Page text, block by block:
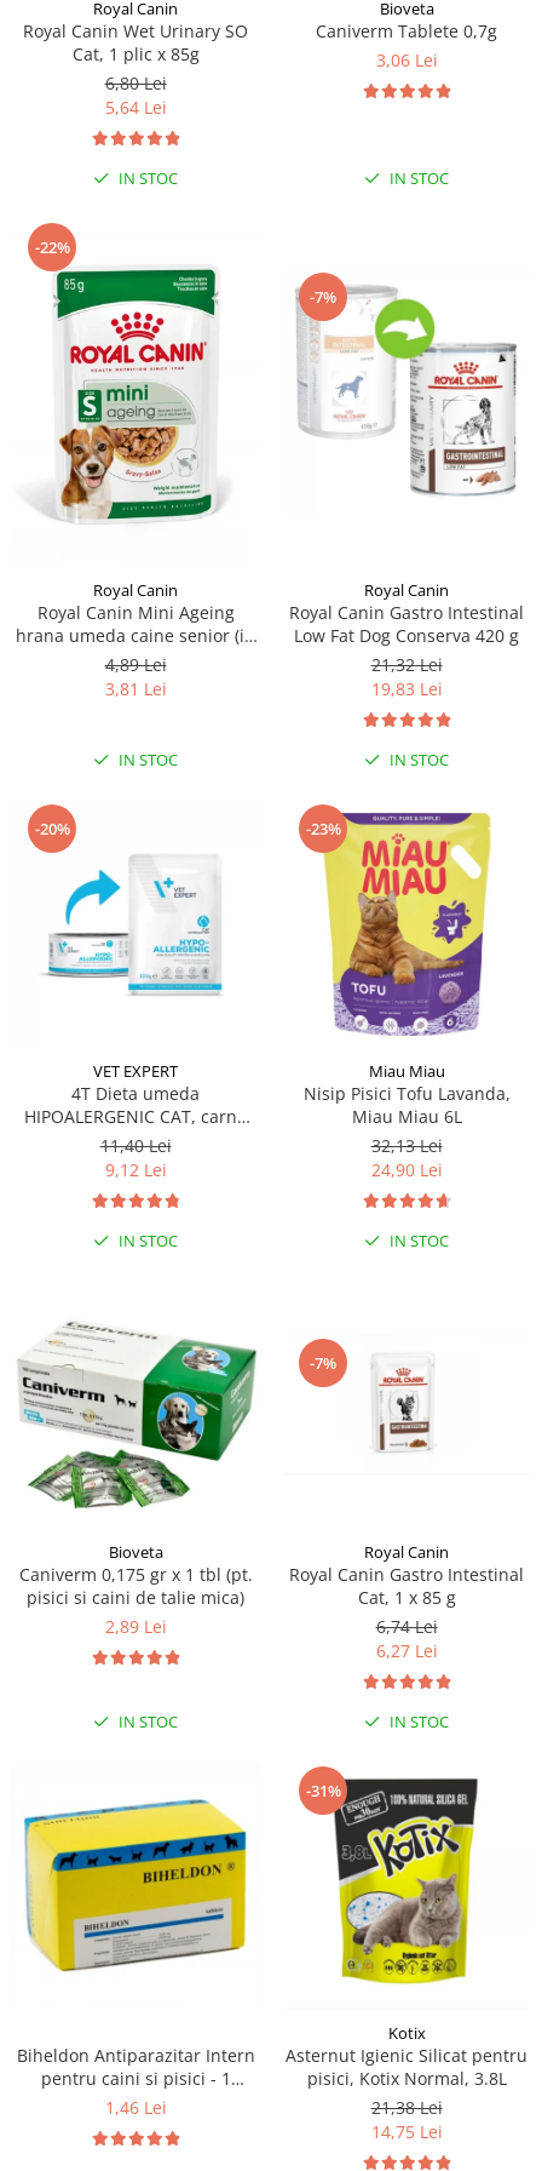
Sampoane si Balsamuri
Servetele Umede
Covorase absorbante
Curatare Ochi
Igiena Catel
Solutii Atractante si repelente
Custi transport - Pisici
Jucarii Pisici
Lese, Hamuri si Zgarzi
Paturi, perne si cosuri pentru pisici
Recompense Delicioase
Royal Canin
Royal Canin Wet Urinary SO
Cat, 1 plic x 85g
6,80 Lei
5,64 Lei
IN STOC
Bioveta
Caniverm Tablete 0,7g
3,06 Lei
IN STOC
-22%
Royal Canin
Royal Canin Mini Ageing
hrana umeda caine senior (in
sos), 1 x 85 g
4,89 Lei
3,81 Lei
IN STOC
-7%
Royal Canin
Royal Canin Gastro Intestinal
Low Fat Dog Conserva 420 g
21,32 Lei
19,83 Lei
IN STOC
-20%
VET EXPERT
4T Dieta umeda
HIPOALERGENIC CAT, carne
de curcan, plic 100 gr
11,40 Lei
9,12 Lei
IN STOC
-23%
Miau Miau
Nisip Pisici Tofu Lavanda,
Miau Miau 6L
32,13 Lei
24,90 Lei
IN STOC
Bioveta
Caniverm 0,175 gr x 1 tbl (pt.
pisici si caini de talie mica)
2,89 Lei
IN STOC
-7%
Royal Canin
Royal Canin Gastro Intestinal
Cat, 1 x 85 g
6,74 Lei
6,27 Lei
IN STOC
Biheldon Antiparazitar Intern
pentru caini si pisici - 1
comprimate
1,46 Lei
-31%
Kotix
Asternut Igienic Silicat pentru
pisici, Kotix Normal, 3.8L
21,38 Lei
14,75 Lei